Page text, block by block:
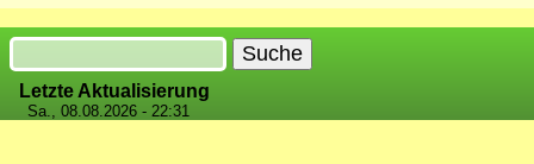
Suche
Letzte Aktualisierung
Sa., 08.08.2026 - 22:31